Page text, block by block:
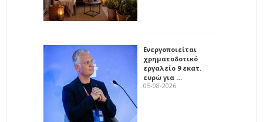
Ενεργοποιείται
χρηματοδοτικό
εργαλείο 9 εκατ.
ευρώ για …
05-08-2026